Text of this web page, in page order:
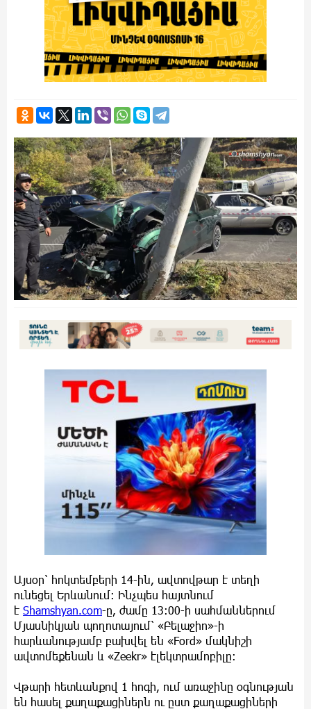
Այսօր՝ հոկտեմբերի 14-ին, ավտովթար է տեղի
ունեցել Երևանում: Ինչպես հայտնում
է Shamshyan.com-ը, ժամը 13:00-ի սահմաններում
Մյասնիկյան պողոտայում՝ «Բելաջիո»-ի
հարևանությամբ բախվել են «Ford» մակնիշի
ավտոմեքենան և «Zeekr» էլեկտրամոբիլը:
Վթարի հետևանքով 1 հոգի, ում առաջինը օգնության
են հասել քաղաքացիներն ու ըստ քաղաքացիների